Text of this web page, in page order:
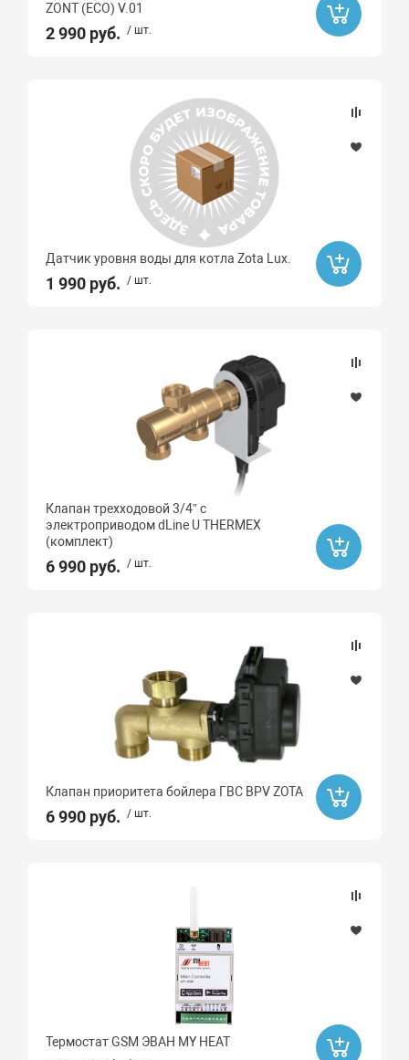
ZONT (ECO) V.01
2 990 руб. / шт.
Датчик уровня воды для котла Zota Lux.
1 990 руб. / шт.
Клапан трехходовой 3/4” с
электроприводом dLine U THERMEX
(комплект)
6 990 руб. / шт.
Клапан приоритета бойлера ГВС BPV ZOTA
6 990 руб. / шт.
Термостат GSM ЭВАН MY HEAT